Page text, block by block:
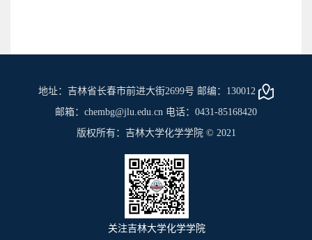
地址：吉林省长春市前进大街2699号 邮编：130012
邮箱：chembg@jlu.edu.cn 电话：0431-85168420
版权所有：吉林大学化学学院 © 2021
关注吉林大学化学学院